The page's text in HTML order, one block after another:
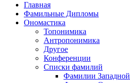
Главная
Фамильные Дипломы
Ономастика
Топонимика
Антропонимика
Другое
Конференции
Списки фамилий
Фамилии